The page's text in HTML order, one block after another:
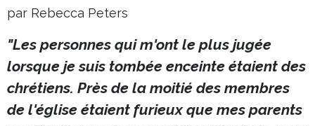
par Rebecca Peters
"Les personnes qui m'ont le plus jugée
lorsque je suis tombée enceinte étaient des
chrétiens. Près de la moitié des membres
de l'église étaient furieux que mes parents